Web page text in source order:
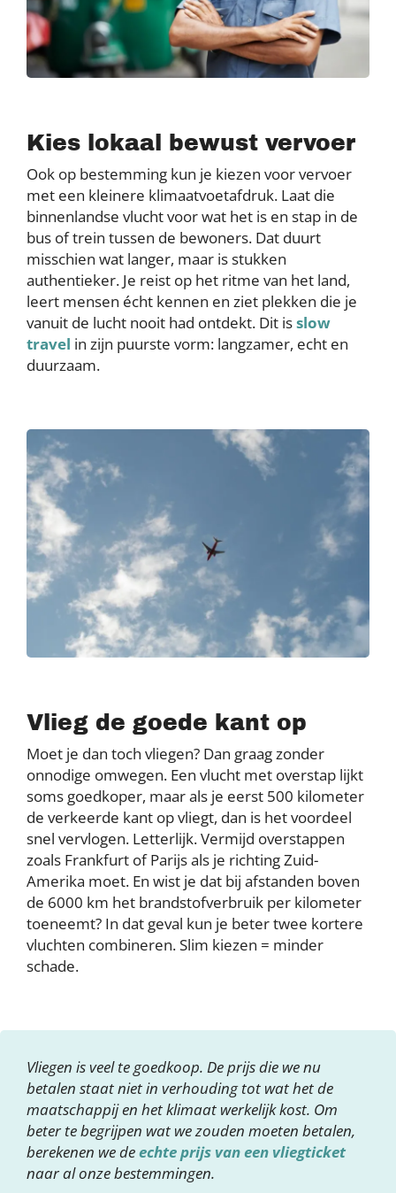
Kies lokaal bewust vervoer
Ook op bestemming kun je kiezen voor vervoer
met een kleinere klimaatvoetafdruk. Laat die
binnenlandse vlucht voor wat het is en stap in de
bus of trein tussen de bewoners. Dat duurt
misschien wat langer, maar is stukken
authentieker. Je reist op het ritme van het land,
leert mensen écht kennen en ziet plekken die je
vanuit de lucht nooit had ontdekt. Dit isslow
travel in zijn puurste vorm: langzamer, echt en
duurzaam.
Vlieg de goede kant op
Moet je dan toch vliegen? Dan graag zonder
onnodige omwegen. Een vlucht met overstap lijkt
soms goedkoper, maar als je eerst 500 kilometer
de verkeerde kant op vliegt, dan is het voordeel
snel vervlogen. Letterlijk. Vermijd overstappen
zoals Frankfurt of Parijs als je richting Zuid-
Amerika moet. En wist je dat bij afstanden boven
de 6000 km het brandstofverbruik per kilometer
toeneemt? In dat geval kun je beter twee kortere
vluchten combineren. Slim kiezen = minder
schade.
Vliegen is veel te goedkoop. De prijs die we nu
betalen staat niet in verhouding tot wat het de
maatschappij en het klimaat werkelijk kost. Om
beter te begrijpen wat we zouden moeten betalen,
berekenen we deechte prijs van een vliegticket
naar al onze bestemmingen.